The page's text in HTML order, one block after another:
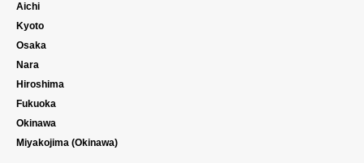
Aichi
Kyoto
Osaka
Nara
Hiroshima
Fukuoka
Okinawa
Miyakojima (Okinawa)